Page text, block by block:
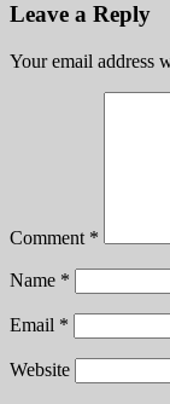
Leave a Reply
Your email address
Comment *
Name *
Email *
Website